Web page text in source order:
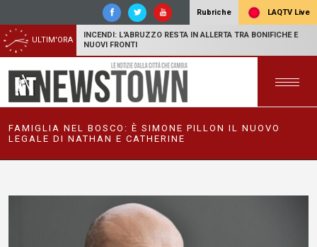
Rubriche LAQTV Live
ULTIM'ORA
INCENDI: L'ABRUZZO RESTA IN ALLERTA TRA BONIFICHE E
NUOVI FRONTI
FAMIGLIA NEL BOSCO: È SIMONE PILLON IL NUOVO
LEGALE DI NATHAN E CATHERINE